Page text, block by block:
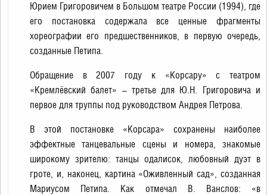
Юрием Григоровичем в Большом театре России (1994), где
его постановка содержала все ценные фрагменты
хореографии его предшественников, в первую очередь,
созданные Петипа.
Обращение в 2007 году к «Корсару» с театром
«Кремлёвский балет» – третье для Ю.Н. Григоровича и
первое для труппы под руководством Андрея Петрова.
В этой постановке «Корсара» сохранены наиболее
эффектные танцевальные сцены и номера, знакомые
широкому зрителю: танцы одалисок, любовный дуэт в
гроте, и, наконец, картина «Оживленный сад», созданная
Мариусом Петипа. Как отмечал В. Ванслов: «в